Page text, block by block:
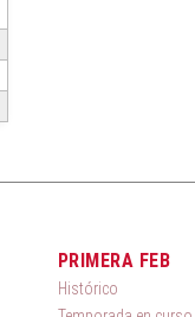
PRIMERA FEB
Histórico